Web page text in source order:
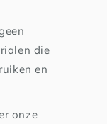
die
en
onze